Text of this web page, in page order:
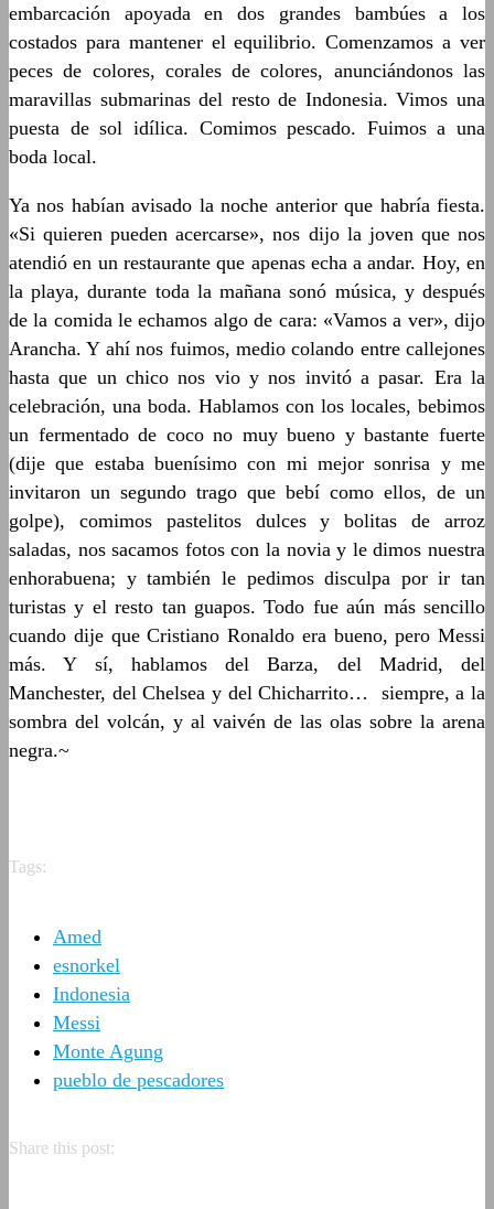
embarcación apoyada en dos grandes bambúes a los
costados para mantener el equilibrio. Comenzamos a ver
peces de colores, corales de colores, anunciándonos las
maravillas submarinas del resto de Indonesia. Vimos una
puesta de sol idílica. Comimos pescado. Fuimos a una
boda local.
Ya nos habían avisado la noche anterior que habría fiesta.
«Si quieren pueden acercarse», nos dijo la joven que nos
atendió en un restaurante que apenas echa a andar. Hoy, en
la playa, durante toda la mañana sonó música, y después
de la comida le echamos algo de cara: «Vamos a ver», dijo
Arancha. Y ahí nos fuimos, medio colando entre callejones
hasta que un chico nos vio y nos invitó a pasar. Era la
celebración, una boda. Hablamos con los locales, bebimos
un fermentado de coco no muy bueno y bastante fuerte
(dije que estaba buenísimo con mi mejor sonrisa y me
invitaron un segundo trago que bebí como ellos, de un
golpe), comimos pastelitos dulces y bolitas de arroz
saladas, nos sacamos fotos con la novia y le dimos nuestra
enhorabuena; y también le pedimos disculpa por ir tan
turistas y el resto tan guapos. Todo fue aún más sencillo
cuando dije que Cristiano Ronaldo era bueno, pero Messi
más. Y sí, hablamos del Barza, del Madrid, del
Manchester, del Chelsea y del Chicharrito… siempre, a la
sombra del volcán, y al vaivén de las olas sobre la arena
negra.~
Tags:
Amed
esnorkel
Indonesia
Messi
Monte Agung
pueblo de pescadores
Share this post: